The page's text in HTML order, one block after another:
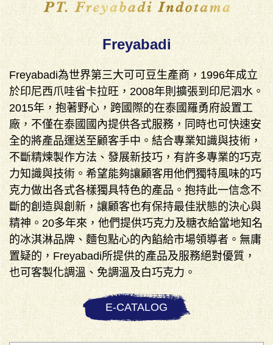
Freyabadi
Freyabadi為世界第三大可可豆生產商，1996年成立
於印尼西爪哇省卡拉旺，2008年則擴張到印尼泗水。
2015年，抱著野心，跨國際的在泰國羅勇府設置工
廠，不僅在泰國國內提供各式服務，同時也可快速安
全的將產品運送至顧客手中。結合專業知識與技術，
不斷精煉製作方法、發展新技巧，有許多專業的巧克
力知識與技術。希望能夠讓顧客用他們獨特風味的巧
克力做出各式各樣獨具特色的產品。抱持此一信念不
斷的創造與創新，讓顧客也有保持最佳狀態的決心與
精神。20多年來，他們提供巧克力及糖衣給當地知名
的冰淇淋品牌、麵包點心的內餡給市場領導者。無庸
置疑的，Freyabadi所提供的產品及服務絕對優質，
也可客製化調溫、免調溫及白巧克力。
E-CATALOG